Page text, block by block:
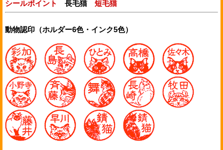
シールポイント
長毛猫 短毛猫
動物認印（ホルダー6色・インク5色）